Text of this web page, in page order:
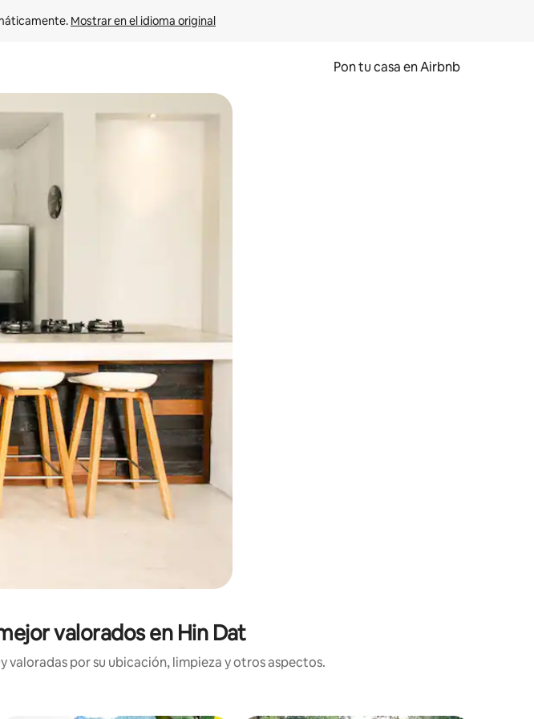
Mostrar en el idioma original
Pon tu casa en Airbnb
abajo o explora con el tacto o desliza el dedo.
valorados en Hin Dat
valoradas por su ubicación, limpieza y otros aspectos.